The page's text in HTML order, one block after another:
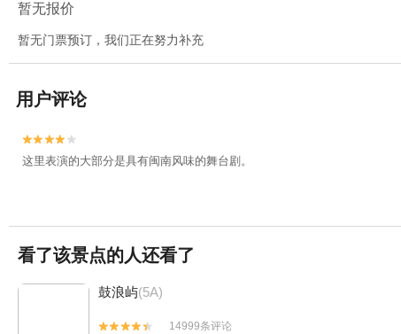
暂无报价
暂无门票预订，我们正在努力补充
用户评论


这里表演的大部分是具有闽南风味的舞台剧。
看了该景点的人还看了
鼓浪屿(5A)


14999条评论